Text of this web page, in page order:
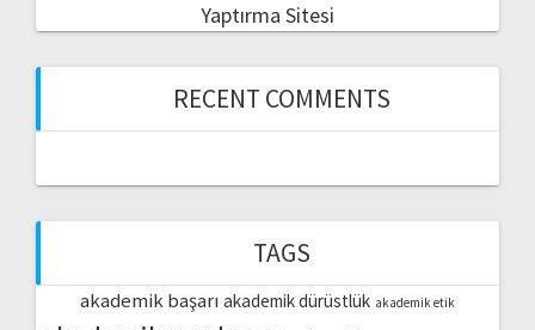
Yaptırma Sitesi
RECENT COMMENTS
TAGS
akademik başarı akademik dürüstlük akademik etik